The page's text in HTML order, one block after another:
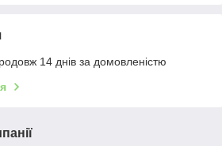
14 днів за домовленістю